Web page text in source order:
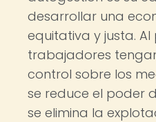
desarrollar una
equitativa y justa. Al
trabajadores
control sobre los
se reduce el poder
se elimina la